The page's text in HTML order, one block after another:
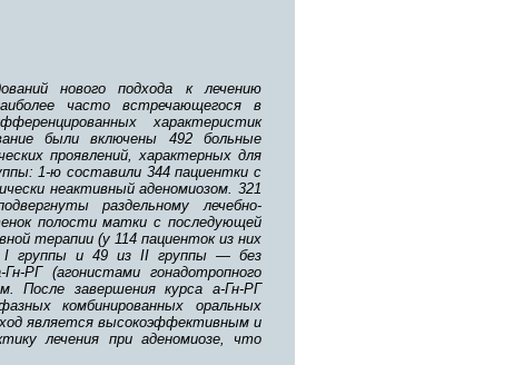
нового подхода к лечению
часто встречающегося в
характеристик
были включены 492 больные
проявлений, характерных для
1-ю составили 344 пациентки с
неактивный аденомиозом. 321
раздельному лечебно-
полости матки с последующей
терапии (у 114 пациенток из них
I группы и 49 из II группы — без
РГ (агонистами гонадотропного
После завершения курса а-Гн-РГ
комбинированных оральных
является высокоэффективным и
лечения при аденомиозе, что